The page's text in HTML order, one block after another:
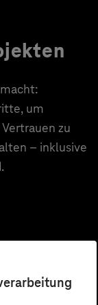
um
zu
– inklusive